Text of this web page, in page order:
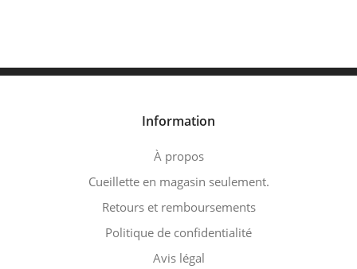
Information
À propos
Cueillette en magasin seulement.
Retours et remboursements
Politique de confidentialité
Avis légal